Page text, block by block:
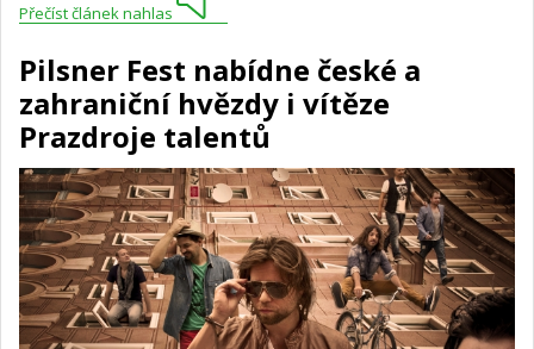
Přečíst článek nahlas
Pilsner Fest nabídne české a
zahraniční hvězdy i vítěze
Prazdroje talentů